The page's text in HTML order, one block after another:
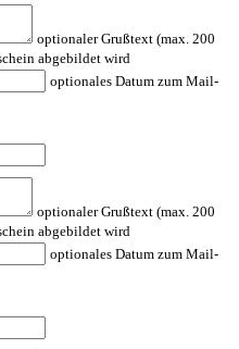
optionaler Grußtext (max. 200
abgebildet wird
optionales Datum zum Mail-
optionaler Grußtext (max. 200
abgebildet wird
optionales Datum zum Mail-